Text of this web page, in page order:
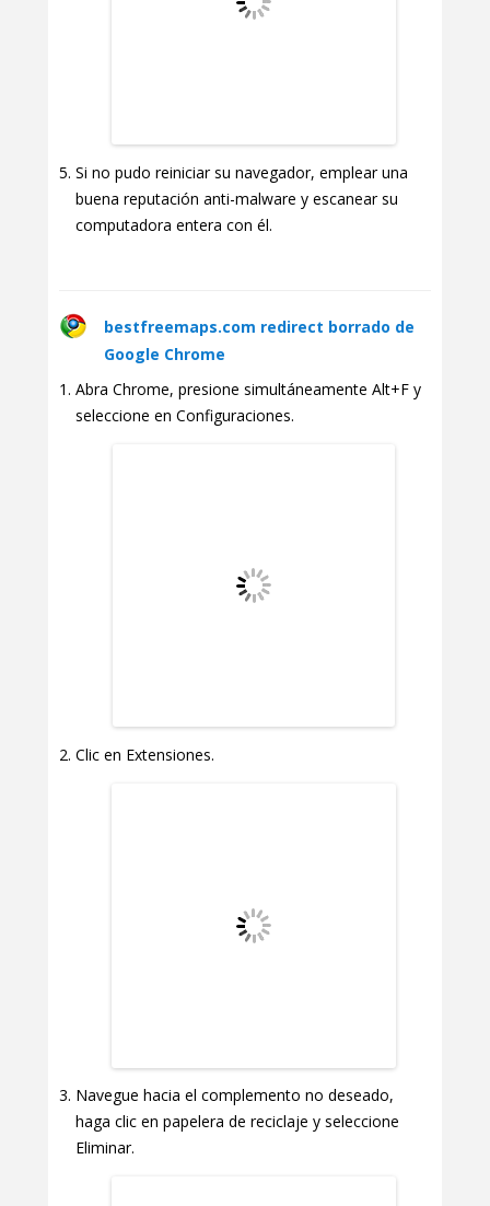
Si no pudo reiniciar su navegador, emplear una
buena reputación anti-malware y escanear su
computadora entera con él.
bestfreemaps.com redirect borrado de
Google Chrome
Abra Chrome, presione simultáneamente Alt+F y
seleccione en Configuraciones.
Clic en Extensiones.
Navegue hacia el complemento no deseado,
haga clic en papelera de reciclaje y seleccione
Eliminar.